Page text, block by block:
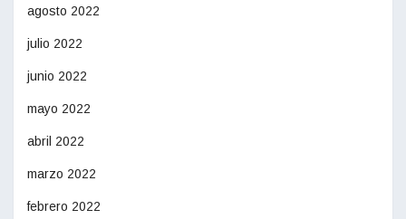
agosto 2022
julio 2022
junio 2022
mayo 2022
abril 2022
marzo 2022
febrero 2022